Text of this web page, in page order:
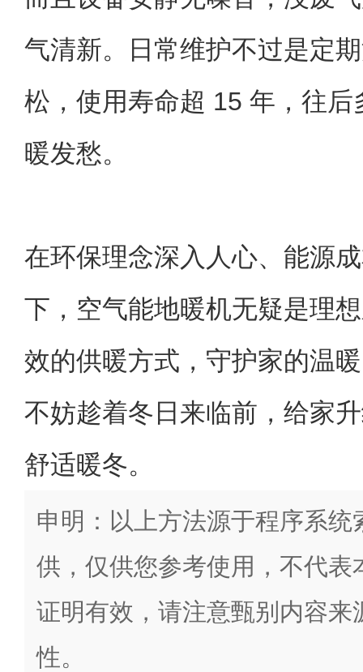
气清新。日常维护不过是定
松，使用寿命超 15 年，往
暖发愁。
在环保理念深入人心、能源
下，空气能地暖机无疑是理
效的供暖方式，守护家的温
不妨趁着冬日来临前，给家
舒适暖冬。
申明：以上方法源于程序系统
供，仅供您参考使用，不代表
证明有效，请注意甄别内容来
性。